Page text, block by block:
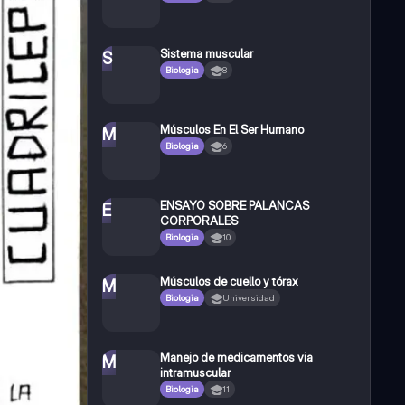
S Sistema muscular
Biologia 8
M Músculos En El Ser Humano
Biologia 6
E
ENSAYO SOBRE PALANCAS
CORPORALES
Biologia 10
M Músculos de cuello y tórax
Biologia Universidad
M
Manejo de medicamentos via
intramuscular
Biologia 11